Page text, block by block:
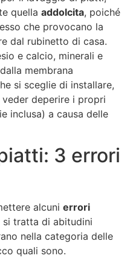
quella addolcita, poiché
che provocano la
dal rubinetto di casa.
e calcio, minerali e
membrana
si sceglie di installare,
deperire i propri
inclusa) a causa delle
3 errori
alcuni errori
si tratta di abitudini
nella categoria delle
quali sono.